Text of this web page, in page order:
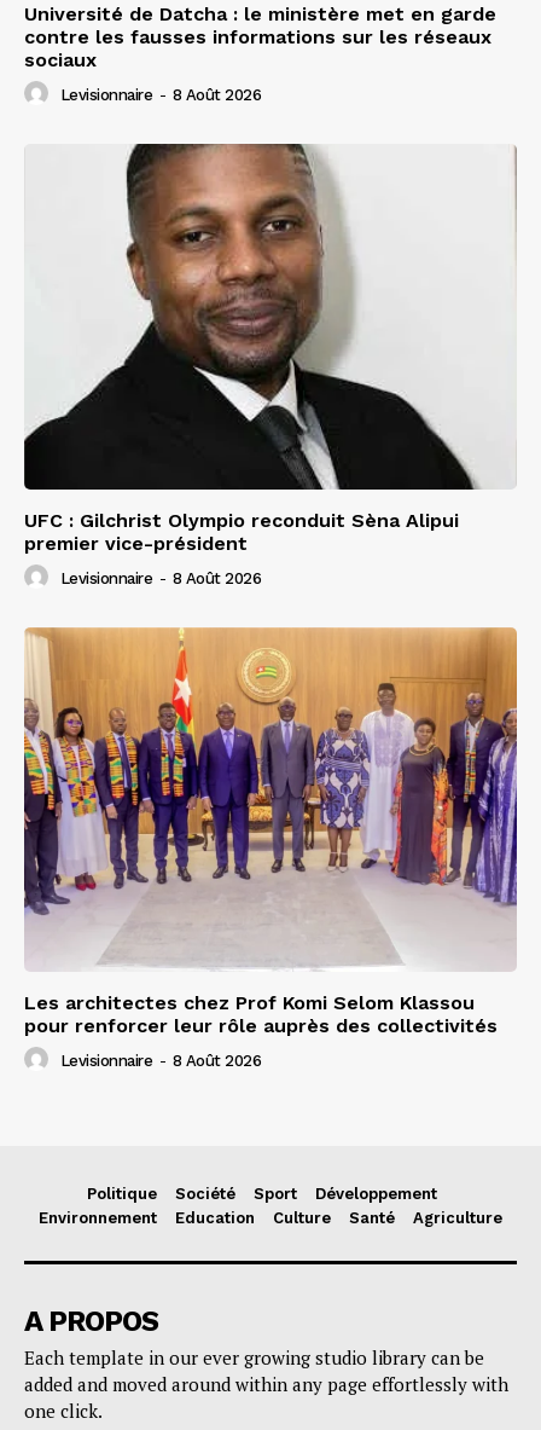
Université de Datcha : le ministère met en garde
contre les fausses informations sur les réseaux
sociaux
Levisionnaire - 8 Août 2026
UFC : Gilchrist Olympio reconduit Sèna Alipui
premier vice-président
Levisionnaire - 8 Août 2026
Les architectes chez Prof Komi Selom Klassou
pour renforcer leur rôle auprès des collectivités
Levisionnaire - 8 Août 2026
Politique Société Sport
Développement
Environnement
Education Culture Santé Agriculture
A PROPOS
Each template in our ever growing studio library can be
added and moved around within any page effortlessly with
one click.